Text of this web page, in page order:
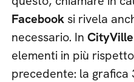
Facebook si rivela
necessario. In
elementi in più
precedente: la